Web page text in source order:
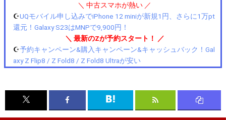
＼ 中古スマホが熱い ／
☪️UQモバイル申し込みでiPhone 12 miniが新規1円、さらに1万pt
還元！Galaxy S23はMNPで9,900円！
＼ 最新のZが予約スタート！ ／
☪️予約キャンペーン&購入キャンペーン&キャッシュバック！Gal
axy Z Flip8 / Z Fold8 / Z Fold8 Ultraが安い